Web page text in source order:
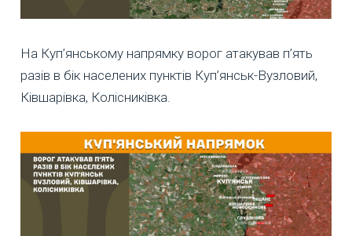
На Куп’янському напрямку ворог атакував п’ять
разів в бік населених пунктів Куп’янськ-Вузловий,
Ківшарівка, Колісниківка.